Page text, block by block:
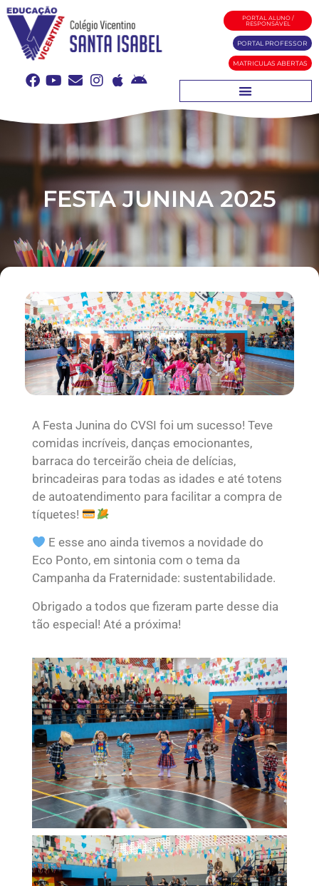
PORTAL ALUNO /
RESPONSÁVEL
PORTAL PROFESSOR
MATRICULAS ABERTAS
FESTA JUNINA 2025
A Festa Junina do CVSI foi um sucesso! Teve
comidas incríveis, danças emocionantes,
barraca do terceirão cheia de delícias,
brincadeiras para todas as idades e até totens
de autoatendimento para facilitar a compra de
tíquetes!
E esse ano ainda tivemos a novidade do
Eco Ponto, em sintonia com o tema da
Campanha da Fraternidade: sustentabilidade.
Obrigado a todos que fizeram parte desse dia
tão especial! Até a próxima!